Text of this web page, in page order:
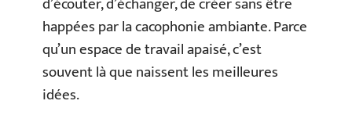
happées par la cacophonie ambiante. Parce
qu’un espace de travail apaisé, c’est
souvent là que naissent les meilleures
idées.